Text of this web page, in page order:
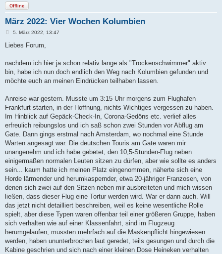
Offline
März 2022: Vier Wochen Kolumbien
B
i
a
5. März 2022, 13:47
Liebes Forum,
nachdem ich hier ja schon relativ lange als "Trockenschwimmer" aktiv
bin, habe ich nun doch endlich den Weg nach Kolumbien gefunden und
möchte euch an meinen Eindrücken teilhaben lassen.
Anreise war gestern. Musste um 3:15 Uhr morgens zum Flughafen
Frankfurt starten, in der Hoffnung, nichts Wichtiges vergessen zu haben.
Im Hinblick auf Gepäck-Check-In, Corona-Gedöns etc. verlief alles
erfreulich reibungslos und ich saß schon zwei Stunden vor Abflug am
Gate. Dann gings erstmal nach Amsterdam, wo nochmal eine Stunde
Warten angesagt war. Die deutschen Touris am Gate waren mir
unangenehm und ich habe gebetet, den 10,5-Stunden-Flug neben
einigermaßen normalen Leuten sitzen zu dürfen, aber wie sollte es anders
sein... kaum hatte ich meinen Platz eingenommen, näherte sich eine
Horde lärmender und herumkaspernder, etwa 20-jähriger Franzosen, von
denen sich zwei auf den Sitzen neben mir ausbreiteten und mich wissen
ließen, dass dieser Flug eine Tortur werden wird. War er dann auch. Will
das jetzt nicht detailliert beschreiben, weil es keine wesentliche Rolle
spielt, aber diese Typen waren offenbar teil einer größeren Gruppe, haben
sich verhalten wie auf einer Klassenfahrt, sind im Flugzeug
herumgelaufen, mussten mehrfach auf die Maskenpflicht hingewiesen
werden, haben ununterbrochen laut geredet, teils gesungen und durch die
Kabine geschrien und sich nach einer kleinen Dose Heineken verhalten